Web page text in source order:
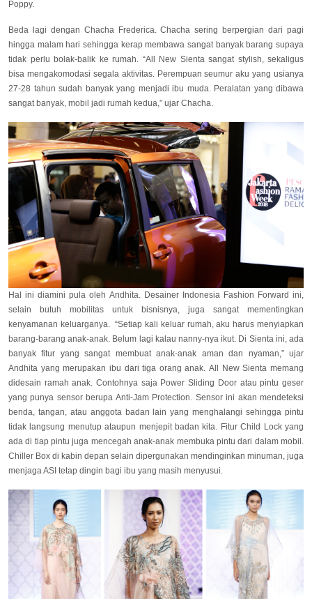
Poppy.
Beda lagi dengan Chacha Frederica. Chacha sering berpergian dari pagi
hingga malam hari sehingga kerap membawa sangat banyak barang supaya
tidak perlu bolak-balik ke rumah. “All New Sienta sangat stylish, sekaligus
bisa mengakomodasi segala aktivitas. Perempuan seumur aku yang usianya
27-28 tahun sudah banyak yang menjadi ibu muda. Peralatan yang dibawa
sangat banyak, mobil jadi rumah kedua,” ujar Chacha.
Hal ini diamini pula oleh Andhita. Desainer Indonesia Fashion Forward ini,
selain butuh mobilitas untuk bisnisnya, juga sangat mementingkan
kenyamanan keluarganya. “Setiap kali keluar rumah, aku harus menyiapkan
barang-barang anak-anak. Belum lagi kalau nanny-nya ikut. Di Sienta ini, ada
banyak fitur yang sangat membuat anak-anak aman dan nyaman,” ujar
Andhita yang merupakan ibu dari tiga orang anak.All New Sienta memang
didesain ramah anak. Contohnya saja Power Sliding Door atau pintu geser
yang punya sensor berupa Anti-Jam Protection. Sensor ini akan mendeteksi
benda, tangan, atau anggota badan lain yang menghalangi sehingga pintu
tidak langsung menutup ataupun menjepit badan kita. Fitur Child Lock yang
ada di tiap pintu juga mencegah anak-anak membuka pintu dari dalam mobil.
Chiller Box di kabin depan selain dipergunakan mendinginkan minuman, juga
menjaga ASI tetap dingin bagi ibu yang masih menyusui.